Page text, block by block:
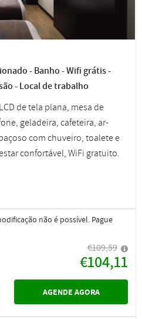
- Banho - Wifi grátis -
- Local de trabalho
de tela plana, mesa de
geladeira, cafeteira, ar-
com chuveiro, toalete e
confortável, WiFi gratuito.
não é possível. Pague
€109,59
€104,11
AGENDE AGORA